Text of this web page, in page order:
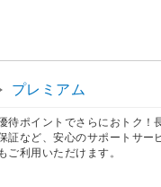
プレミアム
待ポイントでさらにおトク！
証など、安心のサポートサー
もご利用いただけます。